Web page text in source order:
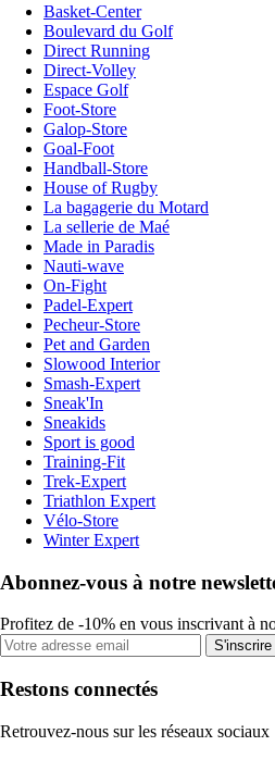
Basket-Center
Boulevard du Golf
Direct Running
Direct-Volley
Espace Golf
Foot-Store
Galop-Store
Goal-Foot
Handball-Store
House of Rugby
La bagagerie du Motard
La sellerie de Maé
Made in Paradis
Nauti-wave
On-Fight
Padel-Expert
Pecheur-Store
Pet and Garden
Slowood Interior
Smash-Expert
Sneak'In
Sneakids
Sport is good
Training-Fit
Trek-Expert
Triathlon Expert
Vélo-Store
Winter Expert
Abonnez-vous à notre
Profitez de -10% en vous inscrivant à
S'inscrire
Restons connectés
Retrouvez-nous sur les réseaux sociaux